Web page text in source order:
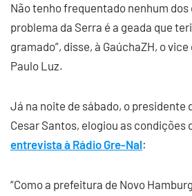
Não tenho frequentado nenhum
problema da Serra é a geada que
gramado”, disse, à GaúchaZH, o
Paulo Luz.
Já na noite de sábado, o presidente
Cesar Santos, elogiou as condições
entrevista à Rádio Gre-Nal:
“Como a prefeitura de Novo